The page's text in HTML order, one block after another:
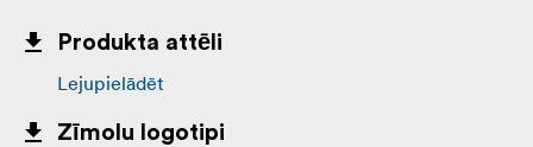
Produkta attēli
Lejupielādēt
Zīmolu logotipi